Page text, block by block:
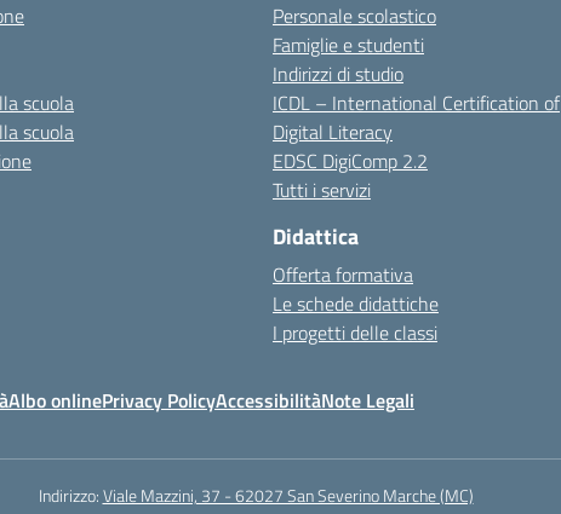
scuola
scuola
Personale scolastico
Famiglie e studenti
Indirizzi di studio
ICDL – International Certification of
Digital Literacy
EDSC DigiComp 2.2
Tutti i servizi
Didattica
Offerta formativa
Le schede didattiche
I progetti delle classi
Albo onlinePrivacy PolicyAccessibilitàNote Legali
Indirizzo:Viale Mazzini, 37 - 62027 San Severino Marche (MC)